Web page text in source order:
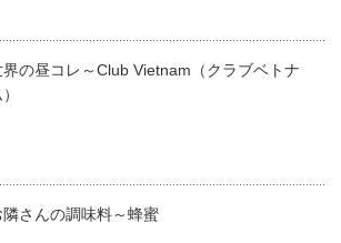
界の昼コレ～Club Vietnam（クラブベトナ
隣さんの調味料～蜂蜜